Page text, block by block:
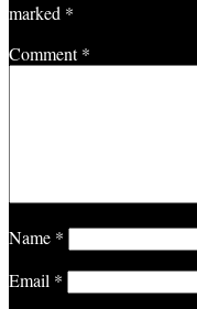
marked *
Comment*
Name *
Email *